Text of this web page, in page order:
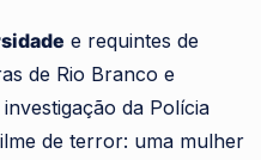
e requintes de
de Rio Branco e
da Polícia
de terror: uma mulher